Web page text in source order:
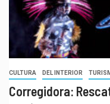
CULTURA DEL INTERIOR
Corregidora: